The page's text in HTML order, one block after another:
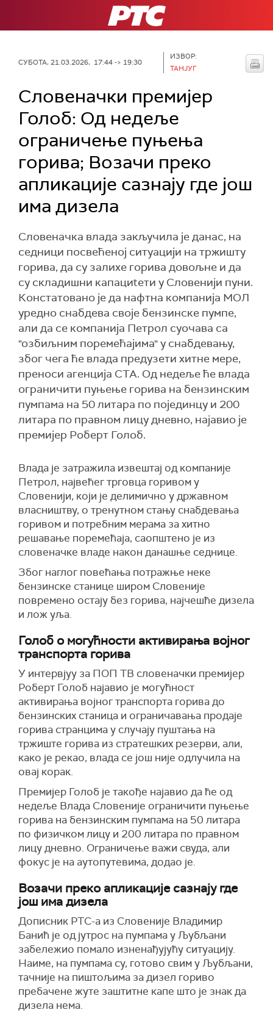
РТС
СУБОТА, 21.03.2026, 17:44 -> 19:30
ИЗВОР:
ТАНЈУГ
Словеначки премијер
Голоб: Од недеље
ограничење пуњења
горива; Возачи преко
апликације сазнају где још
има дизела
Словеначка влада закључила је данас, на
седници посвећеној ситуацији на тржишту
горива, да су залихе горива довољне и да
су складишни капациtети у Словенији пуни.
Констатовано је да нафтна компанија МОЛ
уредно снабдева своје бензинске пумпе,
али да се компанија Петрол суочава са
"озбиљним поремећајима" у снабдевању,
због чега ће влада предузети хитне мере,
преноси агенција СТА. Од недеље ће влада
ограничити пуњење горива на бензинским
пумпама на 50 литара по појединцу и 200
литара по правном лицу дневно, најавио је
премијер Роберт Голоб.
Влада је затражила извештај од компаније
Петрол, највећег трговца горивом у
Словенији, који је делимично у државном
власништву, о тренутном стању снабдевања
горивом и потребним мерама за хитно
решавање поремећаја, саопштено је из
словеначке владе након данашње седнице.
Због наглог повећања потражње неке
бензинске станице широм Словеније
повремено остају без горива, најчешће дизела
и лож уља.
Голоб о могућности активирања војног
транспорта горива
У интервјуу за ПОП ТВ словеначки премијер
Роберт Голоб најавио је могућност
активирања војног транспорта горива до
бензинских станица и ограничавања продаје
горива странцима у случају пуштања на
тржиште горива из стратешких резерви, али,
како је рекао, влада се још није одлучила на
овај корак.
Премијер Голоб је такође најавио да ће од
недеље Влада Словеније ограничити пуњење
горива на бензинским пумпама на 50 литара
по физичком лицу и 200 литара по правном
лицу дневно. Ограничење важи свуда, али
фокус је на аутопутевима, додао је.
Возачи преко апликације сазнају где
још има дизела
Дописник РТС-а из Словеније Владимир
Банић је од јутрос на пумпама у Љубљани
забележио помало изненађујућу ситуацију.
Наиме, на пумпама су, готово свим у Љубљани,
тачније на пиштољима за дизел гориво
пребачене жуте заштитне капе што је знак да
дизела нема.